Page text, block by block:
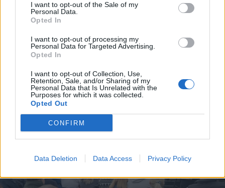
I want to opt-out of the Sale of my
Personal Data.
Opted In
I want to opt-out of processing my
Personal Data for Targeted Advertising.
Opted In
I want to opt-out of Collection, Use,
Retention, Sale, and/or Sharing of my
Personal Data that Is Unrelated with the
Purposes for which it was collected.
Opted Out
CONFIRM
Data Deletion Data Access Privacy Policy
2024. július 26., péntek
Egy este alatt kétszer is elkapták
az ittas sofőrt